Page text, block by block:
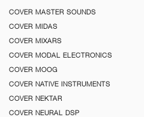
COVER MASTER SOUNDS
COVER MIDAS
COVER MIXARS
COVER MODAL ELECTRONICS
COVER MOOG
COVER NATIVE INSTRUMENTS
COVER NEKTAR
COVER NEURAL DSP